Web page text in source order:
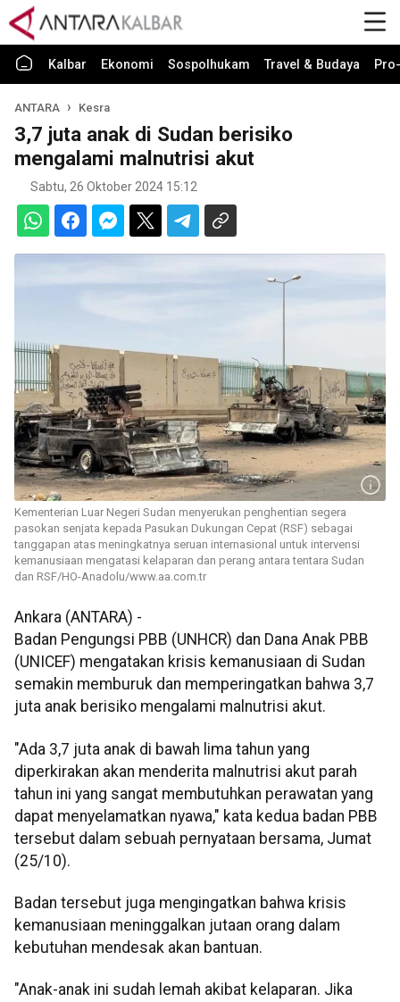
Kalbar Ekonomi Sospolhukam Travel & Budaya
ANTARA Kesra
3,7 juta anak di Sudan berisiko
mengalami malnutrisi akut
Sabtu, 26 Oktober 2024 15:12
Kementerian Luar Negeri Sudan menyerukan penghentian segera
pasokan senjata kepada Pasukan Dukungan Cepat (RSF) sebagai
tanggapan atas meningkatnya seruan internasional untuk intervensi
kemanusiaan mengatasi kelaparan dan perang antara tentara Sudan
dan RSF/HO-Anadolu/www.aa.com.tr
Ankara (ANTARA) -
Badan Pengungsi PBB (UNHCR) dan Dana Anak PBB
(UNICEF) mengatakan krisis kemanusiaan di Sudan
semakin memburuk dan memperingatkan bahwa 3,7
juta anak berisiko mengalami malnutrisi akut.
"Ada 3,7 juta anak di bawah lima tahun yang
diperkirakan akan menderita malnutrisi akut parah
tahun ini yang sangat membutuhkan perawatan yang
dapat menyelamatkan nyawa," kata kedua badan PBB
tersebut dalam sebuah pernyataan bersama, Jumat
(25/10).
Badan tersebut juga mengingatkan bahwa krisis
kemanusiaan meninggalkan jutaan orang dalam
kebutuhan mendesak akan bantuan.
"Anak-anak ini sudah lemah akibat kelaparan. Jika